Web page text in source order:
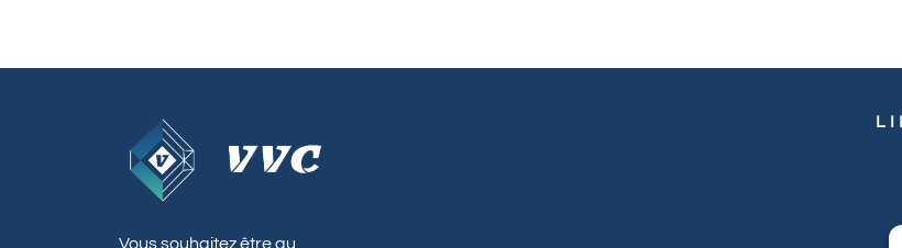
Vous souhaitez être au